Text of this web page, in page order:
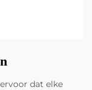
dat elke